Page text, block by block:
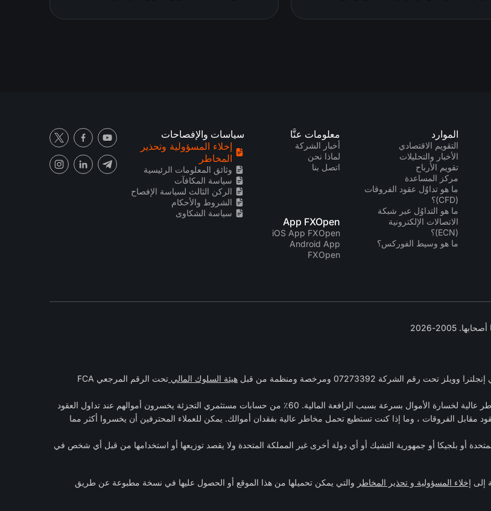
الموارد
التقويم الاقتصادي
الأخبار والتحليلات
تقويم الأرباح
مركز المساعدة
ما هو تداوُل عقود الفروقات
(CFD)؟
ما هو التداوُل عبر شبكة
الاتصالات الإلكترونية
(ECN)؟
ما هو وسيط الفوركس؟
معلومات عنَّا
أخبار الشركة
لماذا نحن
اتصل بنا
App FXOpen
iOS App FXOpen
Android App
FXOpen
سياسات والإفصاحات
إخلاء المسؤولية وتحذير
المخاطر
وثائق المعلومات الرئيسية
سياسة المكافآت
الركن الثالث لسياسة الإفصاح
الشروط والأحكام
سياسة الشكاوى
هيئة السلوك المالي تحت الرقم المرجعي FCA
: العقود مقابل الفروقات هي أدوات معقدة وتنطوي على مخاطر عالية لخسارة الأموال بسرعة بسبب الرافعة المالية. 60٪ من حسابات مستثمري التجزئة يخسرون أموالهم عند تداول العقود
مقابل الفروقات ، وما إذا كنت تستطيع تحمل مخاطر عالية بفقدان أموالك. يمكن للعملاء المحترفين أن يخسروا أكثر مما
أو بلجيكا أو جمهورية التشيك أو أي دولة أخرى غير المملكة المتحدة ولا يقصد توزيعها أو استخدامها من قبل أي شخص في
إلى إخلاء المسؤولية و تحذير المخاطر والتي يمكن تحميلها من هذا الموقع أو الحصول عليها في نسخة مطبوعة عن طريق